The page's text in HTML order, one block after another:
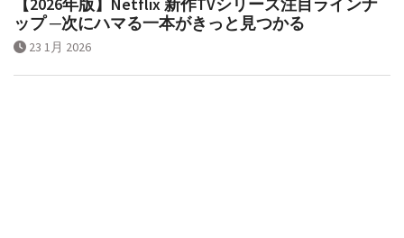
ップ ─次にハマる一本がきっと見つかる
23 1月 2026